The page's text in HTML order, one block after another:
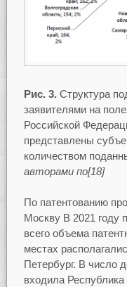
Рис. 3.Структура
заявителями на
Российской
представлены
количеством
авторами по[18]
По патентованию
Москву В 2021 году
всего объема
местах
Петербург. В число
входила